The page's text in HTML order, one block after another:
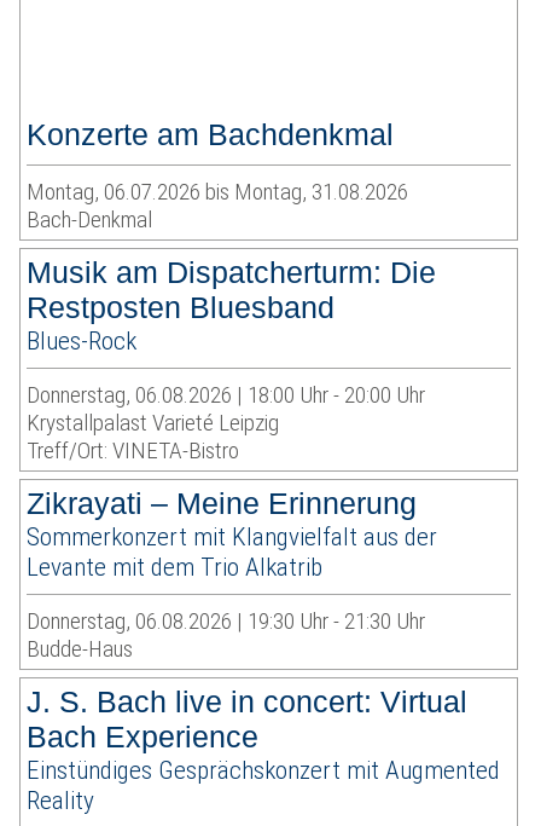
Konzerte am Bachdenkmal
Montag, 06.07.2026 bis Montag, 31.08.2026
Bach-Denkmal
Musik am Dispatcherturm: Die
Restposten Bluesband
Blues-Rock
Donnerstag, 06.08.2026 | 18:00 Uhr - 20:00 Uhr
Krystallpalast Varieté Leipzig
Treff/Ort: VINETA-Bistro
Zikrayati – Meine Erinnerung
Sommerkonzert mit Klangvielfalt aus der
Levante mit dem Trio Alkatrib
Donnerstag, 06.08.2026 | 19:30 Uhr - 21:30 Uhr
Budde-Haus
J. S. Bach live in concert: Virtual
Bach Experience
Einstündiges Gesprächskonzert mit Augmented
Reality